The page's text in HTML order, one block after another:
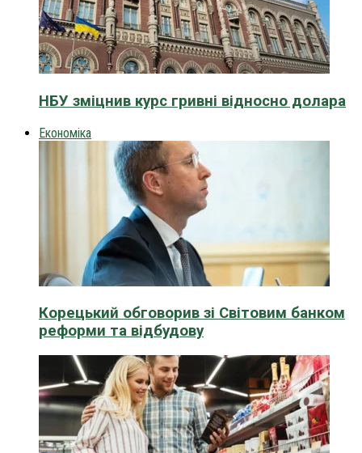
НБУ зміцнив курс гривні відносно долара
Економіка
Корецький обговорив зі Світовим банком
реформи та відбудову